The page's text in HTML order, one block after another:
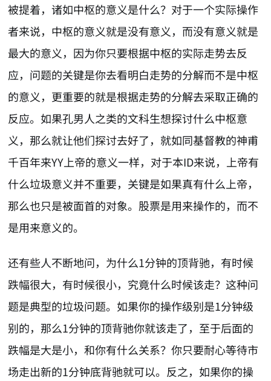
被提着，诸如中枢的意义是什么？对于一个实际操作
者来说，中枢的意义就是没有意义，而没有意义就是
最大的意义，因为你只要根据中枢的实际走势去反
应，问题的关键是你去看明白走势的分解而不是中枢
的意义，更重要的就是根据走势的分解去采取正确的
反应。如果孔男人之类的文科生想探讨什么中枢意
义，那么就让他们探讨去好了，就如同基督教的神甫
千百年来YY上帝的意义一样，对于本ID来说，上帝有
什么垃圾意义并不重要，关键是如果真有什么上帝，
那么也只是被面首的对象。股票是用来操作的，而不
是用来意义的。
还有些人不断地问，为什么1分钟的顶背驰，有时候
跌幅很大，有时候很小，究竟什么时候该走？这种问
题是典型的垃圾问题。如果你的操作级别是1分钟级
别的，那么1分钟的顶背驰你就该走了，至于后面的
跌幅是大是小，和你有什么关系？你只要耐心等待市
场走出新的1分钟底背驰就可以。反之，如果你的操